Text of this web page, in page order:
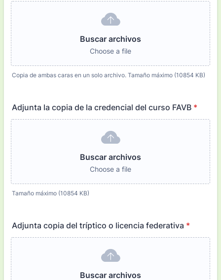
Buscar archivos
Choose a file
Copia de ambas caras en un solo archivo. Tamaño máximo (10854 KB)
Adjunta la copia de la credencial del curso FAVB *
Buscar archivos
Choose a file
Tamaño máximo (10854 KB)
Adjunta copia del tríptico o licencia federativa *
Buscar archivos